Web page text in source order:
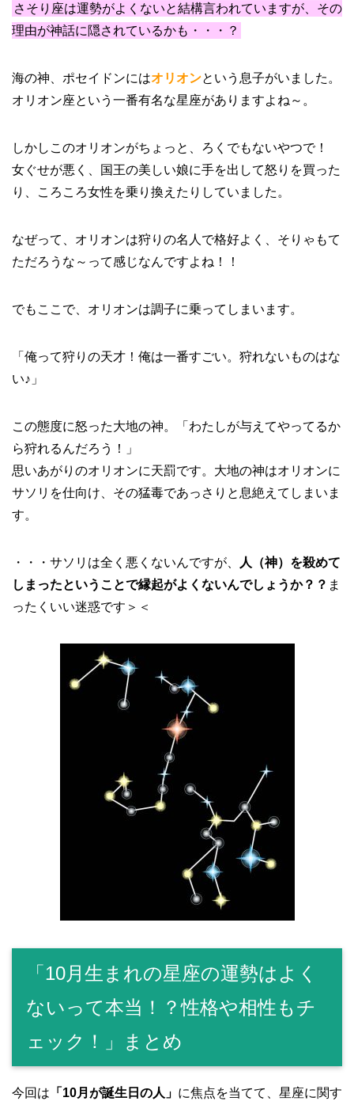
さそり座は運勢がよくないと結構言われていますが、その
理由が神話に隠されているかも・・・？
海の神、ポセイドンにはオリオンという息子がいました。
オリオン座という一番有名な星座がありますよね～。
しかしこのオリオンがちょっと、ろくでもないやつで！
女ぐせが悪く、国王の美しい娘に手を出して怒りを買った
り、ころころ女性を乗り換えたりしていました。
なぜって、オリオンは狩りの名人で格好よく、そりゃもて
ただろうな～って感じなんですよね！！
でもここで、オリオンは調子に乗ってしまいます。
「俺って狩りの天才！俺は一番すごい。狩れないものはな
い♪」
この態度に怒った大地の神。「わたしが与えてやってるか
ら狩れるんだろう！」
思いあがりのオリオンに天罰です。大地の神はオリオンに
サソリを仕向け、その猛毒であっさりと息絶えてしまいま
す。
・・・サソリは全く悪くないんですが、
人（神）を殺めて
しまったということで縁起がよくないんでしょうか？？ ま
ったくいい迷惑です＞＜
「10月生まれの星座の運勢はよく
ないって本当！？性格や相性もチ
ェック！」まとめ
今回は 「10月が誕生日の人」 に焦点を当てて、星座に関す